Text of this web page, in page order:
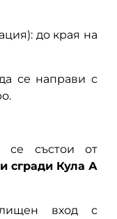
до края на
се направи с
се състои от
сгради Кула А
вход с